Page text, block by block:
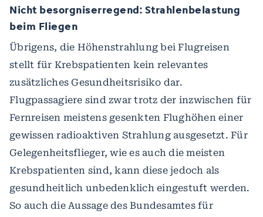
Nicht besorgniserregend: Strahlenbelastung
beim Fliegen
Übrigens, die Höhenstrahlung bei Flugreisen
stellt für Krebspatienten kein relevantes
zusätzliches Gesundheitsrisiko dar.
Flugpassagiere sind zwar trotz der inzwischen für
Fernreisen meistens gesenkten Flughöhen einer
gewissen radioaktiven Strahlung ausgesetzt. Für
Gelegenheitsflieger, wie es auch die meisten
Krebspatienten sind, kann diese jedoch als
gesundheitlich unbedenklich eingestuft werden.
So auch die Aussage des Bundesamtes für